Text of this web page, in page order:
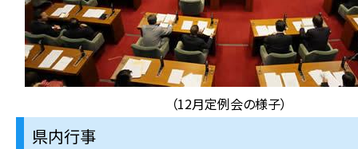
（12月定例会の様子）
県内行事